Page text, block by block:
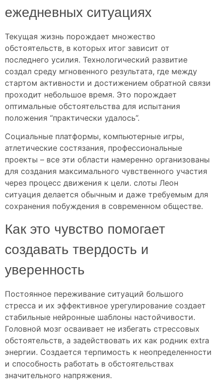
ежедневных ситуациях
Текущая жизнь порождает множество
обстоятельств, в которых итог зависит от
последнего усилия. Технологический развитие
создал среду мгновенного результата, где между
стартом активности и достижением обратной связи
проходит небольшое время. Это порождает
оптимальные обстоятельства для испытания
положения “практически удалось”.
Социальные платформы, компьютерные игры,
атлетические состязания, профессиональные
проекты – все эти области намеренно организованы
для создания максимального чувственного участия
через процесс движения к цели. слоты Леон
ситуация делается обычным и даже требуемым для
сохранения побуждения в современном обществе.
Как это чувство помогает
создавать твердость и
уверенность
Постоянное переживание ситуаций большого
стресса и их эффективное урегулирование создает
стабильные нейронные шаблоны настойчивости.
Головной мозг осваивает не избегать стрессовых
обстоятельств, а задействовать их как родник extra
энергии. Создается терпимость к неопределенности
и способность работать в обстоятельствах
значительного напряжения.